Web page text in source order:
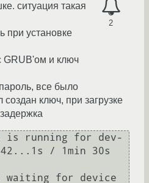
2
ситуация такая
при установке
GRUB'ом и ключ
все было
ключ, при загрузке
running for dev-
/ 1min 30s
waiting for device